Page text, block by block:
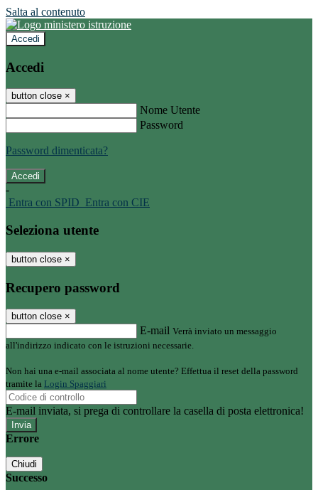
Salta al contenuto
Accedi
Accedi
button close ×
Nome Utente
Password
Password dimenticata?
-
Entra con SPID Entra con CIE
Seleziona utente
button close ×
Recupero password
button close ×
E-mail Verrà inviato un messaggio
all'indirizzo indicato con le istruzioni necessarie.
Non hai una e-mail associata al nome utente? Effettua il reset della password
tramite la Login Spaggiari
E-mail inviata, si prega di controllare la casella di posta elettronica!
Errore
Chiudi
Successo